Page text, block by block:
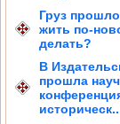
Груз
жить по-
делать?
В
прошла